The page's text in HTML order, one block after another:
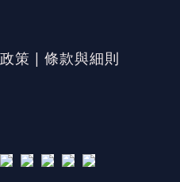
策 條款與細則